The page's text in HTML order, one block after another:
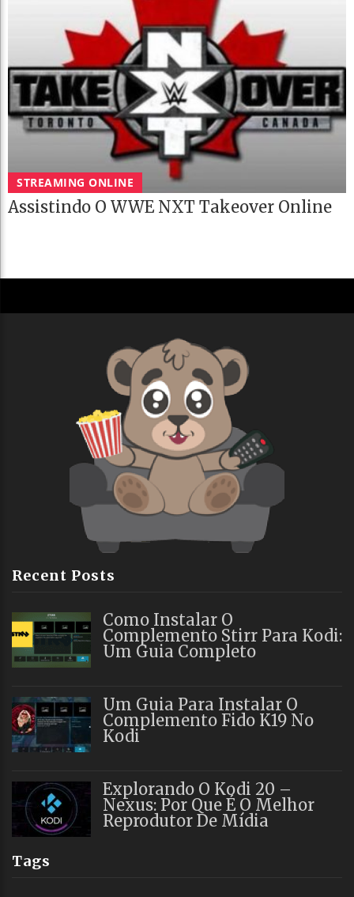
STREAMING ONLINE
Assistindo O WWE NXT Takeover Online
Recent Posts
Como Instalar O
Complemento Stirr Para Kodi:
Um Guia Completo
Um Guia Para Instalar O
Complemento Fido K19 No
Kodi
Explorando O Kodi 20 –
Nexus: Por Que É O Melhor
Reprodutor De Mídia
Tags